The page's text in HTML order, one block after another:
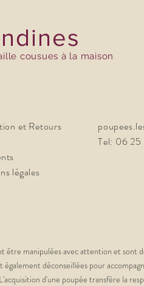
cousues à la maison
et Retours
légales
Tel: 06 25
être manipulées avec attention et sont
également déconseillées pour
L'acquisition d'une poupée transfère la